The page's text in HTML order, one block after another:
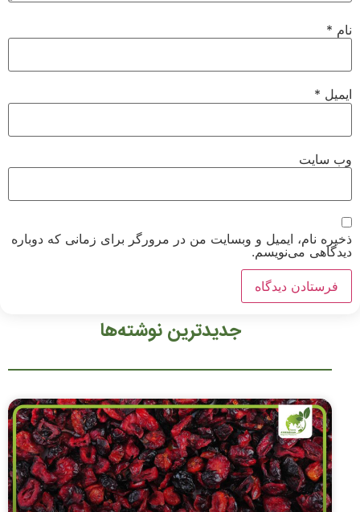
نام *
ایمیل *
وب‌ سایت
ذخیره نام، ایمیل و وبسایت من در مرورگر برای زمانی که دوباره
دیدگاهی می‌نویسم.
جدیدترین نوشته‌ها